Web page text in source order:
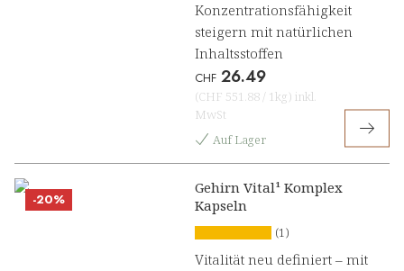
Konzentrationsfähigkeit
steigern mit natürlichen
Inhaltsstoffen
CHF 26.49
(CHF 551.88 / 1kg) inkl.
MwSt
Auf Lager
-20%
Gehirn Vital¹ Komplex
Kapseln
(1)
Vitalität neu definiert – mit